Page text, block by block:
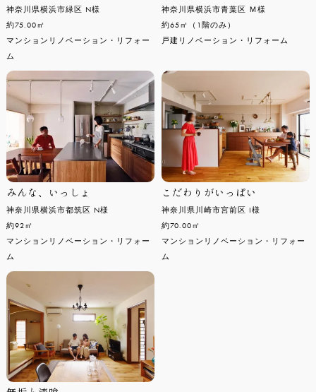
神奈川県横浜市緑区 N様
約75.00㎡
マンションリノベーション・リフォー
ム
神奈川県横浜市青葉区 Ｍ様
約65㎡（1階のみ）
戸建リノベーション・リフォーム
みんな、いっしょ
神奈川県横浜市都筑区 N様
約92㎡
マンションリノベーション・リフォー
ム
こだわりがいっぱい
神奈川県川崎市宮前区 I様
約70.00㎡
マンションリノベーション・リフォー
ム